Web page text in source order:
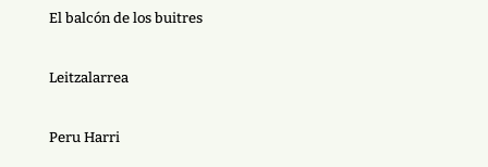
El balcón de los buitres
Leitzalarrea
Peru Harri